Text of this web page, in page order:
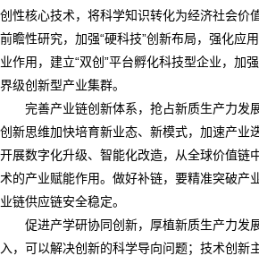
创性核心技术，将科学知识转化为经济社会价
前瞻性研究，加强“硬科技”创新布局，强化应
业作用，建立“双创”平台孵化科技型企业，加
界级创新型产业集群。
完善产业链创新体系，抢占新质生产力发
创新思维加快培育新业态、新模式，加速产业
开展数字化升级、智能化改造，从全球价值链
术的产业赋能作用。做好补链，要精准突破产
业链供应链安全稳定。
促进产学研协同创新，厚植新质生产力发
入，可以解决创新的科学导向问题；技术创